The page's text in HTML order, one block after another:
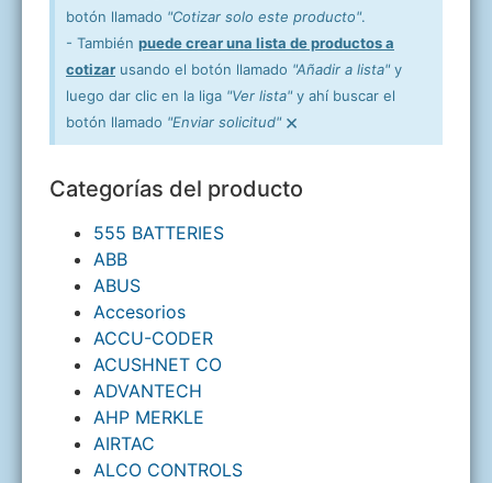
botón llamado "Cotizar solo este producto".
- También puede crear una lista de productos a
cotizar usando el botón llamado "Añadir a lista" y
luego dar clic en la liga "Ver lista" y ahí buscar el
botón llamado "Enviar solicitud" ×
Categorías del producto
555 BATTERIES
ABB
ABUS
Accesorios
ACCU-CODER
ACUSHNET CO
ADVANTECH
AHP MERKLE
AIRTAC
ALCO CONTROLS